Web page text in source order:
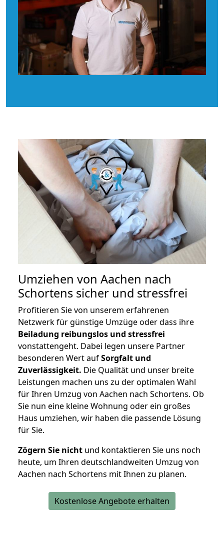
Umziehen von Aachen nach
Schortens sicher und stressfrei
Profitieren Sie von unserem erfahrenen
Netzwerk für günstige Umzüge oder dass ihre
Beiladung reibungslos und stressfrei
vonstattengeht. Dabei legen unsere Partner
besonderen Wert aufSorgfalt und
Zuverlässigkeit. Die Qualität und unser breite
Leistungen machen uns zu der optimalen Wahl
für Ihren Umzug von Aachen nach Schortens. Ob
Sie nun eine kleine Wohnung oder ein großes
Haus umziehen, wir haben die passende Lösung
für Sie.
Zögern Sie nicht und kontaktieren Sie uns noch
heute, um Ihren deutschlandweiten Umzug von
Aachen nach Schortens mit Ihnen zu planen.
Kostenlose Angebote erhalten